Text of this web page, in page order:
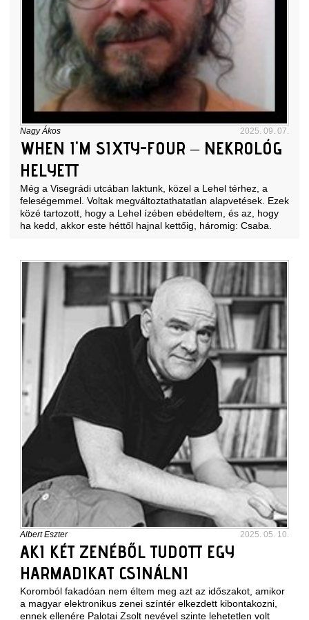
Nagy Ákos 2025. 09. 07.
WHEN I'M SIXTY-FOUR – NEKROLÓG
HELYETT
Még a Visegrádi utcában laktunk, közel a Lehel térhez, a
feleségemmel. Voltak megváltoztathatatlan alapvetések. Ezek
közé tartozott, hogy a Lehel ízében ebédeltem, és az, hogy
ha kedd, akkor este héttől hajnal kettőig, háromig: Csaba.
Albert Eszter 2025. 05. 10.
AKI KÉT ZENÉBŐL TUDOTT EGY
HARMADIKAT CSINÁLNI
Koromból fakadóan nem éltem meg azt az időszakot, amikor
a magyar elektronikus zenei színtér elkezdett kibontakozni,
ennek ellenére Palotai Zsolt nevével szinte lehetetlen volt